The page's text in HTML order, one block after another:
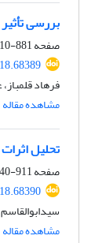
بررسی
صفحه881-910
فرهاد
مشاهده مقاله
تحلیل
صفحه911-940
مشاهده مقاله